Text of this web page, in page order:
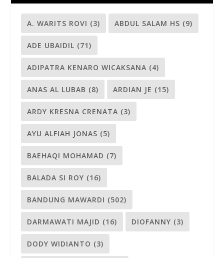
A. WARITS ROVI (3) ABDUL SALAM HS (9)
ADE UBAIDIL (71)
ADIPATRA KENARO WICAKSANA (4)
ANAS AL LUBAB (8) ARDIAN JE (15)
ARDY KRESNA CRENATA (3)
AYU ALFIAH JONAS (5)
BAEHAQI MOHAMAD (7)
BALADA SI ROY (16)
BANDUNG MAWARDI (502)
DARMAWATI MAJID (16) DIOFANNY (3)
DODY WIDIANTO (3)